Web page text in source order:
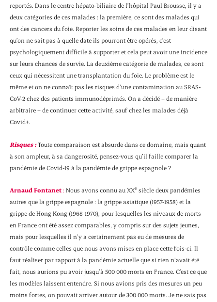
reportés. Dans le centre hépato-biliaire de l’hôpital Paul Brousse, il y a
deux catégories de ces malades : la première, ce sont des malades qui
ont des cancers du foie. Reporter les soins de ces malades en leur disant
qu’on ne sait pas à quelle date ils pourront être opérés, c’est
psychologiquement difficile à supporter et cela peut avoir une incidence
sur leurs chances de survie. La deuxième catégorie de malades, ce sont
ceux qui nécessitent une transplantation du foie. Le problème est le
même et on ne connaît pas les risques d’une contamination au SRAS-
CoV-2 chez des patients immunodéprimés. On a décidé – de manière
arbitraire – de continuer cette activité, sauf chez les malades déjà
Covid+.
Risques:Toute comparaison est absurde dans ce domaine, mais quant
à son ampleur, à sa dangerosité, pensez-vous qu’il faille comparer la
pandémie de Covid-19 à la pandémie de grippe espagnole ?
Arnaud Fontanet :Nous avons connu au XXe siècle deux pandémies
autres que la grippe espagnole : la grippe asiatique (1957-1958) et la
grippe de Hong Kong (1968-1970), pour lesquelles les niveaux de morts
en France ont été assez comparables, y compris sur des sujets jeunes,
mais pour lesquelles il n’y a certainement pas eu de mesures de
contrôle comme celles que nous avons mises en place cette fois-ci. Il
faut réaliser par rapport à la pandémie actuelle que si rien n’avait été
fait, nous aurions pu avoir jusqu’à 500 000 morts en France. C’est ce que
les modèles laissent entendre. Si nous avions pris des mesures un peu
moins fortes,on pouvait arriver autour de 300 000 morts. Je ne sais pas